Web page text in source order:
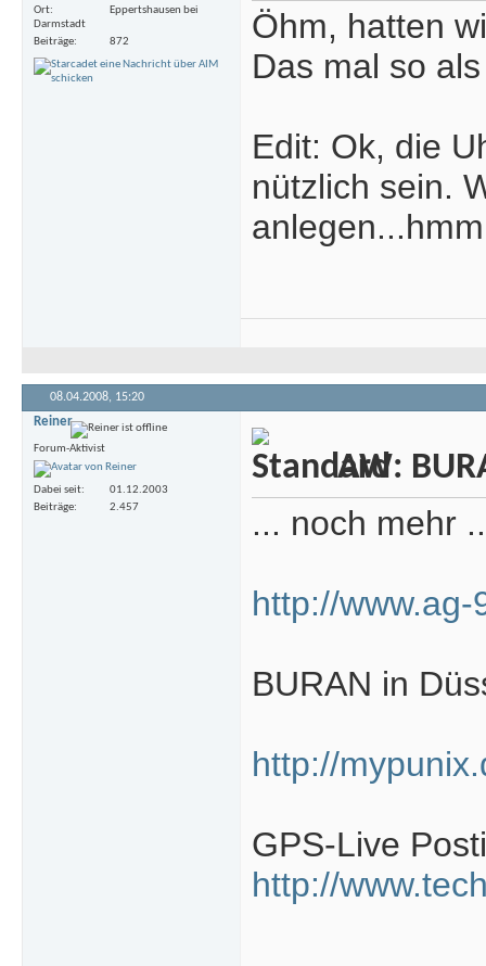
Ort
Eppertshausen bei
Darmstadt
Beiträge
872
Öhm, hatten
Das mal so
Edit: Ok, die
nützlich sein.
08.04.2008, 15:20
Reiner
Forum-Aktivist
Dabei seit
01.12.2003
Beiträge
2.457
AW:
... noch mehr
http://
BURAN in
http://
GPS-Live
http://